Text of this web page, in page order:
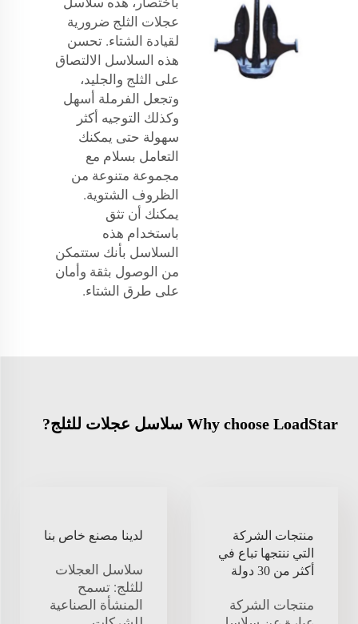
عجلات الثلج ضرورية
لقيادة الشتاء. تحسن
هذه السلاسل الالتصاق
على الثلج والجليد،
وتجعل الفرملة أسهل
وكذلك التوجيه أكثر
سهولة حتى يمكنك
التعامل بسلام مع
مجموعة متنوعة من
الظروف الشتوية.
يمكنك أن تثق
باستخدام هذه
السلاسل بأنك ستتمكن
من الوصول بثقة وأمان
على طرق الشتاء.
Why choose LoadStar سلاسل عجلات للثلج?
منتجات الشركة
التي ننتجها تباع في
أكثر من 30 دولة
منتجات الشركة
لدينا مصنع خاص بنا
سلاسل العجلات
للثلج: تسمح
المنشأة الصناعية